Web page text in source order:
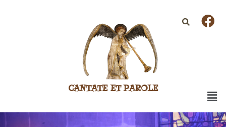
CANTATE ET PAROLE